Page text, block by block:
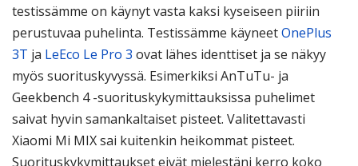
testissämme on käynyt vasta kaksi kyseiseen piiriin
perustuvaa puhelinta. Testissämme käyneetOnePlus
3T ja LeEco Le Pro 3 ovat lähes identtiset ja se näkyy
myös suorituskyvyssä. Esimerkiksi AnTuTu- ja
Geekbench 4 -suorituskykymittauksissa puhelimet
saivat hyvin samankaltaiset pisteet. Valitettavasti
Xiaomi Mi MIX sai kuitenkin heikommat pisteet.
Suorituskykymittaukset eivät mielestäni kerro koko